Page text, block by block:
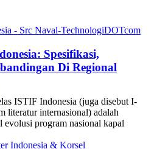
Spesifikasi,
Di Regional
ISTIF Indonesia (juga disebut I-
literatur internasional) adalah
program nasional kapal